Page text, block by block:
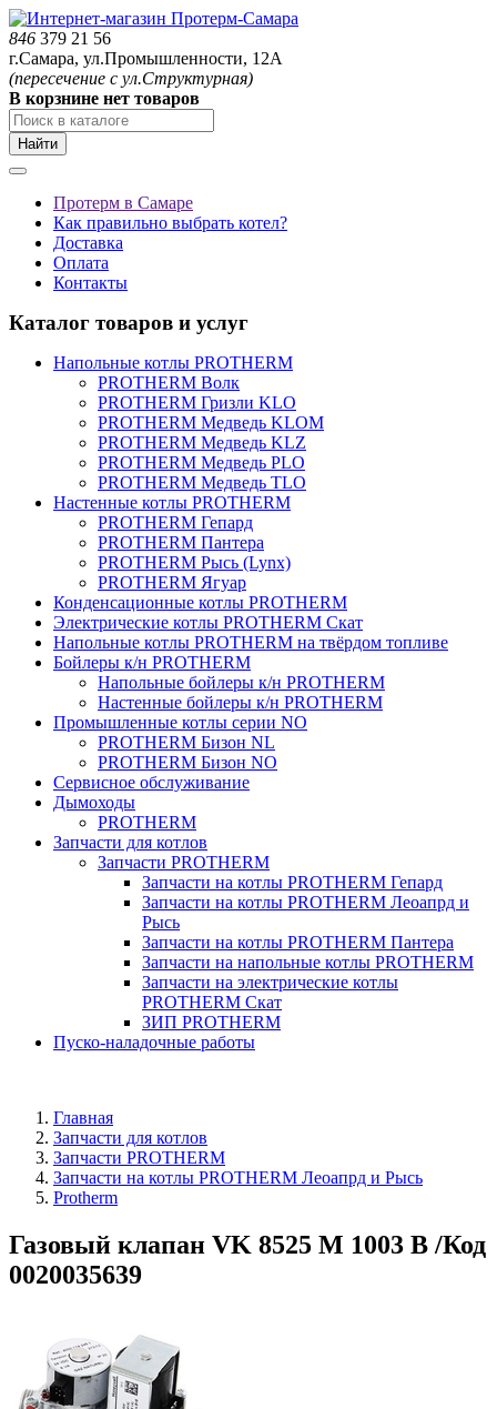
846 379 21 56
г.Самара, ул.Промышленности, 12А
(пересечение с ул.Структурная)
В корзнине нет товаров
Найти
Протерм в Самаре
Как правильно выбрать котел?
Доставка
Оплата
Контакты
Каталог товаров и услуг
Напольные котлы PROTHERM
PROTHERM Волк
PROTHERM Гризли KLO
PROTHERM Медведь KLOM
PROTHERM Медведь KLZ
PROTHERM Медведь PLO
PROTHERM Медведь TLO
Настенные котлы PROTHERM
PROTHERM Гепард
PROTHERM Пантера
PROTHERM Рысь (Lynx)
PROTHERM Ягуар
Конденсационные котлы PROTHERM
Электрические котлы PROTHERM Скат
Напольные котлы PROTHERM на твёрдом топливе
Бойлеры к/н PROTHERM
Напольные бойлеры к/н PROTHERM
Настенные бойлеры к/н PROTHERM
Промышленные котлы серии NO
PROTHERM Бизон NL
PROTHERM Бизон NO
Сервисное обслуживание
Дымоходы
PROTHERM
Запчасти для котлов
Запчасти PROTHERM
Запчасти на котлы PROTHERM Гепард
Запчасти на котлы PROTHERM Леоапрд и
Рысь
Запчасти на котлы PROTHERM Пантера
Запчасти на напольные котлы PROTHERM
Запчасти на электрические котлы
PROTHERM Скат
ЗИП PROTHERM
Пуско-наладочные работы
Главная
Запчасти для котлов
Запчасти PROTHERM
Запчасти на котлы PROTHERM Леоапрд и Рысь
Protherm
Газовый клапан VK 8525 M 1003 B /Код
0020035639